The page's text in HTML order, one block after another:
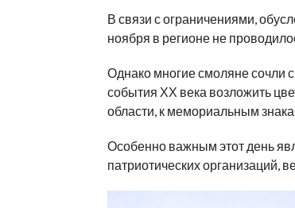
В связи с ограничениями,
ноября в регионе не
Однако многие смоляне сочли
события ХХ века возложить
области, к мемориальным
Особенно важным этот день
патриотических организаций,